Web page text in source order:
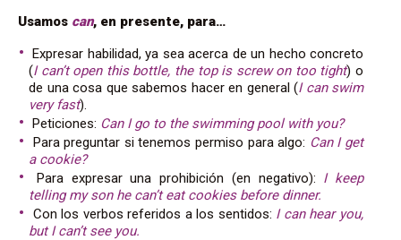
Usamos can, en presente, para…
Expresar habilidad, ya sea acerca de un hecho concreto
(I can’t open this bottle, the top is screw on too tight) o
de una cosa que sabemos hacer en general (I can swim
very fast).
Peticiones: Can I go to the swimming pool with you?
Para preguntar si tenemos permiso para algo: Can I get
a cookie?
Para expresar una prohibición (en negativo): I keep
telling my son he can’t eat cookies before dinner.
Con los verbos referidos a los sentidos: I can hear you,
but I can’t see you.